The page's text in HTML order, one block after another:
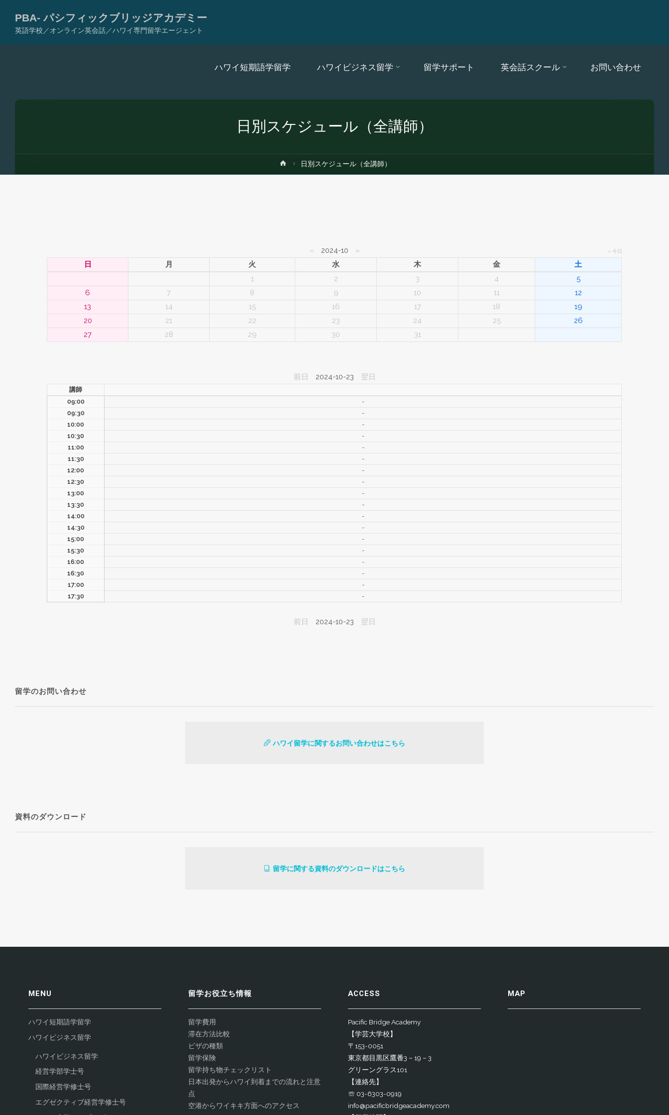
PBA- パシフィックブリッジアカデミー
英語学校／オンライン英会話／ハワイ専門留学エージェント
ハワイ短期語学留学 ハワイビジネス留学 留学サポート 英会話スクール お問い合わせ
日別スケジュール（全講師）
ホ
ー
日別スケジュール（全講師）
« 2024-10 » » 今日
日 月 火 水 木 金
土
1
2 3 4
5
6
7 8 9 10 11
12
13
14 15 16 17 18
19
20
21 22 23 24 25
26
27
28 29 30 31
前日 2024-10-23 翌日
講師
09:00
-
09:30
-
10:00
-
10:30
-
11:00
-
11:30
-
12:00
-
12:30
-
13:00
-
13:30
-
14:00
-
14:30
-
15:00
-
15:30
-
16:00
-
16:30
-
17:00
-
17:30
-
前日 2024-10-23 翌日
留学のお問い合わせ
ハワイ留学に関するお問い合わせはこちら
資料のダウンロード
留学に関する資料のダウンロードはこちら
MENU
ハワイ短期語学留学
ハワイビジネス留学
ハワイビジネス留学
経営学部学士号
国際経営学修士号
エグゼクティブ経営学修士号
留学お役立ち情報
留学費用
滞在方法比較
ビザの種類
留学保険
留学持ち物チェックリスト
日本出発からハワイ到着までの流れと注意
点
空港からワイキキ方面へのアクセス
ACCESS
Pacific Bridge Academy
【学芸大学校】
〒153-0051
東京都目黒区鷹番3－19－3
グリーングラス101
【連絡先】
☏ 03-6303-0919
info@pacificbridgeacademy.com
MAP